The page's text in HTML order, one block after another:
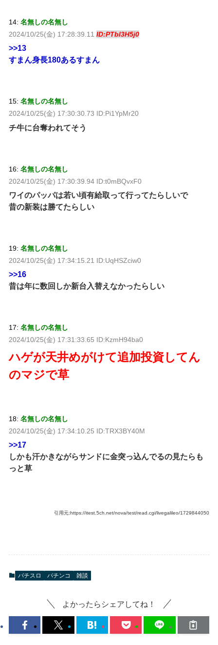
14: 名無しの名無し
2024/10/25(金) 17:28:39.11 ID:PTbl3H5j0
>>13
すまん身長180あるすまん
15: 名無しの名無し
2024/10/25(金) 17:30:30.73 ID:Pi1YpMr20
チ牛に台奪われてそう
16: 名無しの名無し
2024/10/25(金) 17:30:39.94 ID:t0mBQvxF0
ワイのパッパは若い頃有給取って行ってたらしいで
昔の新装は勝てたらしい
19: 名無しの名無し
2024/10/25(金) 17:34:15.21 ID:UqHSZciw0
>>16
昔は年に数回しか新台入替えなかったらしい
17: 名無しの名無し
2024/10/25(金) 17:31:33.65 ID:KzmH94ba0
ハゲが天井めがけて追加投資してん
のマジで草
18: 名無しの名無し
2024/10/25(金) 17:34:10.25 ID:TRX3BY40M
>>17
しかも汗かきながらサンドに金突っ込んでるの見たらも
っと草
引用元:https://itest.5ch.net/nova/test/read.cgi/livegalileo/1729844050
パチスロ パチンコ 雑談
よかったらシェアしてね！